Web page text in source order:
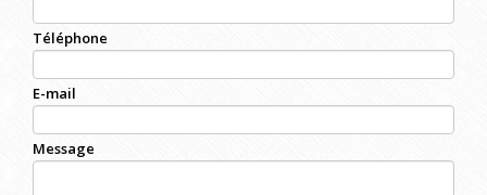
Téléphone
E-mail
Message